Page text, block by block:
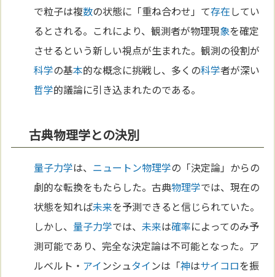
で粒子は複数の状態に「重ね合わせ」て存在してい
るとされる。これにより、観測者が物理現象を確定
させるという新しい視点が生まれた。観測の役割が
科学の基本的な概念に挑戦し、多くの科学者が深い
哲学的議論に引き込まれたのである。
古典物理学との決別
量子力学は、 ニュートン物理学の「決定論」からの
劇的な転換をもたらした。古典物理学では、現在の
状態を知れば未来を予測できると信じられていた。
しかし、 量子力学では、未来は確率によってのみ予
測可能であり、完全な決定論は不可能となった。ア
ルベルト・ アインシュタインは「神はサイコロを振